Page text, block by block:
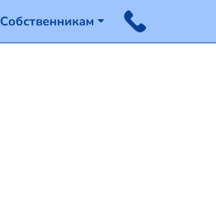
Собственникам